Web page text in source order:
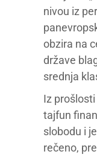
nivou iz
obzira na
države
srednja
Iz
tajfun
slobodu i
rečeno,